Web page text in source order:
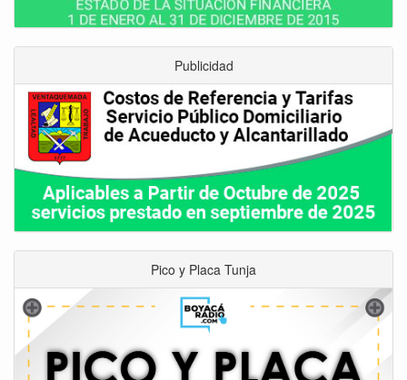
Publicidad
Pico y Placa Tunja